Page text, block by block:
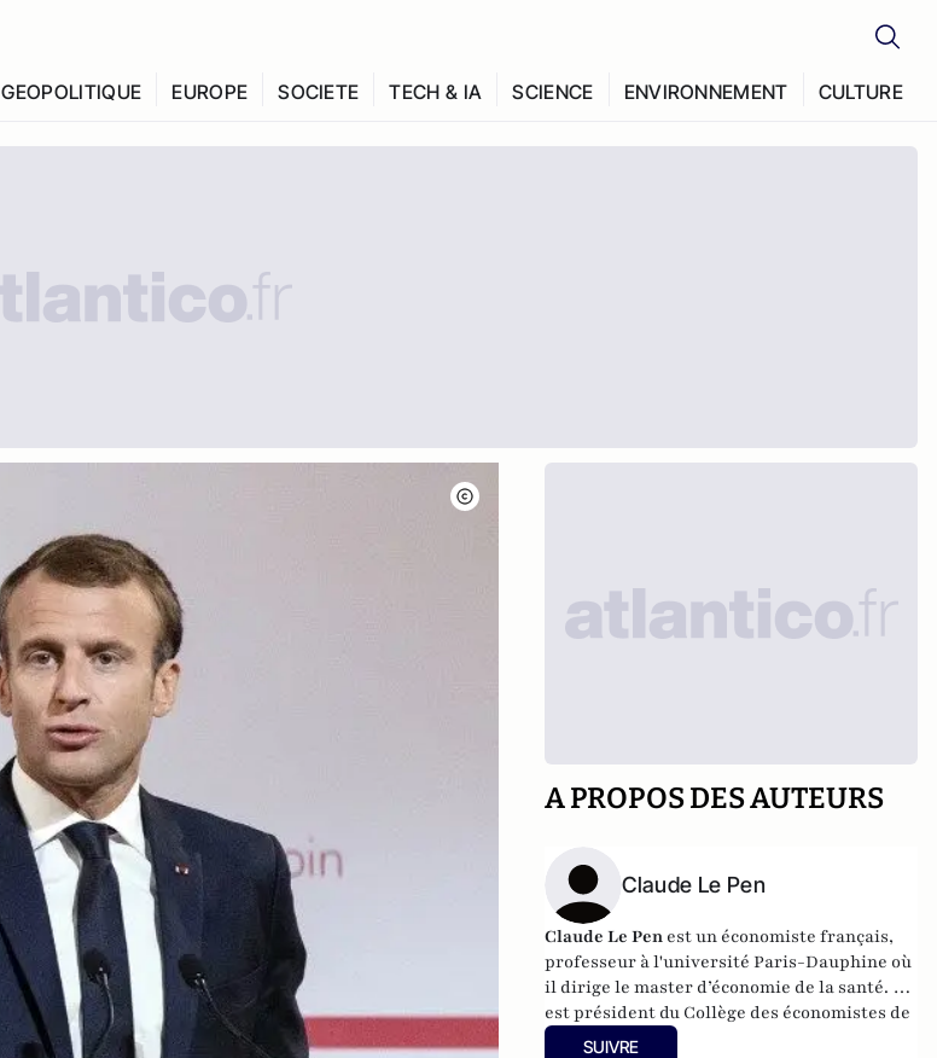
GEOPOLITIQUE EUROPE SOCIETE TECH & IA SCIENCE ENVIRONNEMENT CULTURE
A PROPOS DES AUTEURS
Claude Le Pen
Claude Le Pen est un économiste français,
professeur à l'université Paris-Dauphine où
il dirige le master d’économie de la santé. Il
est président du Collège des économistes de
la santé.
SUIVRE